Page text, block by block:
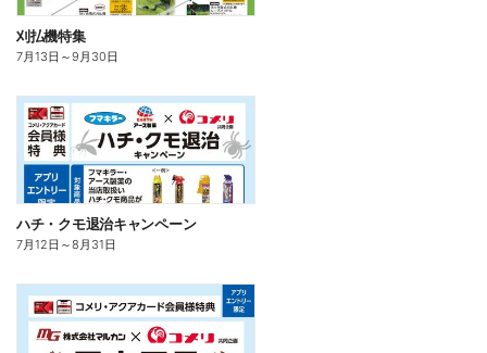
刈払機特集
7月13日 ～9月30日
ハチ・クモ退治キャンペーン
7月12日 ～8月31日